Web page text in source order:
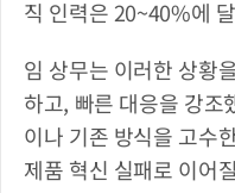
직 인력은 20~40%에
임 상무는 이러한 상황
하고, 빠른 대응을 강조
이나 기존 방식을 고수
제품 혁신 실패로 이어